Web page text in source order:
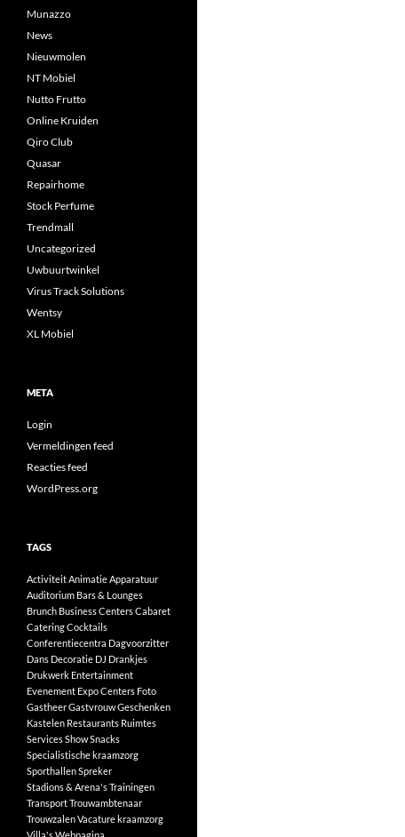
Munazzo
News
Nieuwmolen
NT Mobiel
Nutto Frutto
Online Kruiden
Qiro Club
Quasar
Repairhome
Stock Perfume
Trendmall
Uncategorized
Uwbuurtwinkel
Virus Track Solutions
Wentsy
XL Mobiel
META
Login
Vermeldingen feed
Reacties feed
WordPress.org
TAGS
ActiviteitAnimatieApparatuur
Auditorium Bars & Lounges
Brunch Business CentersCabaret
CateringCocktails
Conferentiecentra Dagvoorzitter
Dans Decoratie DJ Drankjes
Drukwerk Entertainment
Evenement Expo Centers Foto
GastheerGastvrouwGeschenken
Kastelen Restaurants Ruimtes
ServicesShowSnacks
Specialistische kraamzorg
SporthallenSpreker
Stadions & Arena'sTrainingen
TransportTrouwambtenaar
TrouwzalenVacature kraamzorg